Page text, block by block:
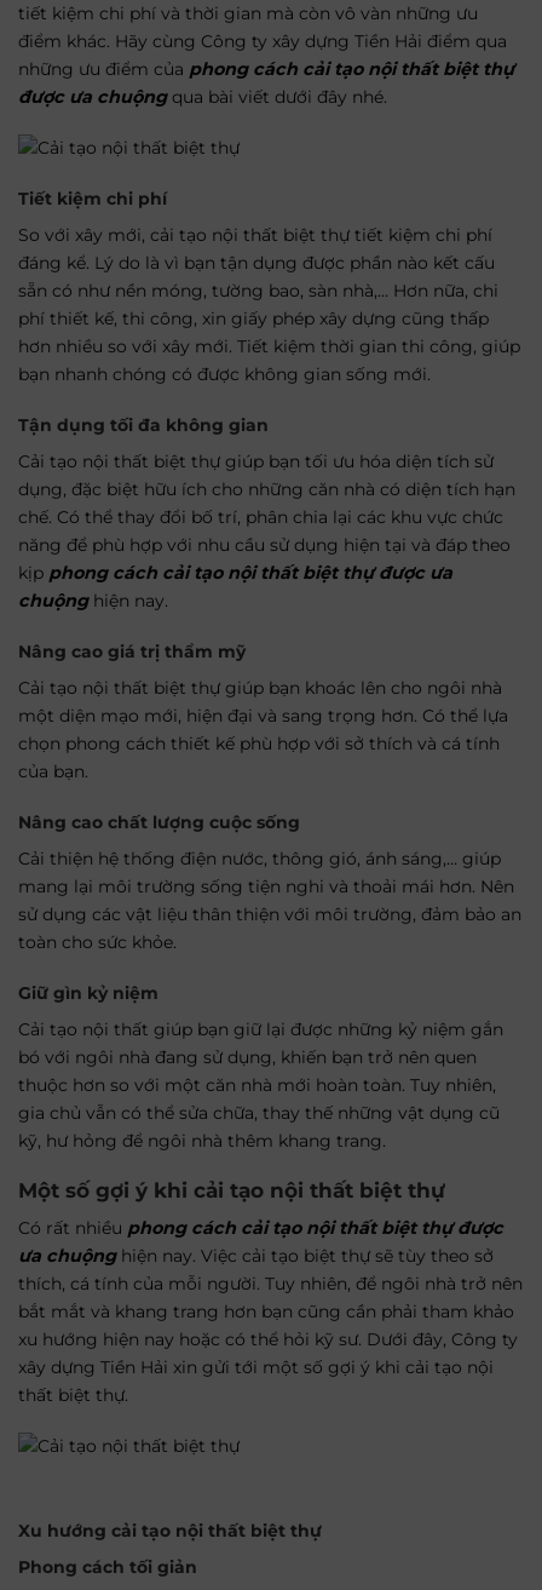
tiết kiệm chi phí và thời gian mà còn vô vàn những ưu
điểm khác. Hãy cùng Công ty xây dựng Tiền Hải điểm qua
những ưu điểm của phong cách cải tạo nội thất biệt thự
được ưa chuộngqua bài viết dưới đây nhé.
Tiết kiệm chi phí
So với xây mới, cải tạo nội thất biệt thự tiết kiệm chi phí
đáng kể. Lý do là vì bạn tận dụng được phần nào kết cấu
sẵn có như nền móng, tường bao, sàn nhà,… Hơn nữa, chi
phí thiết kế, thi công, xin giấy phép xây dựng cũng thấp
hơn nhiều so với xây mới. Tiết kiệm thời gian thi công, giúp
bạn nhanh chóng có được không gian sống mới.
Tận dụng tối đa không gian
Cải tạo nội thất biệt thự giúp bạn tối ưu hóa diện tích sử
dụng, đặc biệt hữu ích cho những căn nhà có diện tích hạn
chế. Có thể thay đổi bố trí, phân chia lại các khu vực chức
năng để phù hợp với nhu cầu sử dụng hiện tại và đáp theo
kịp phong cách cải tạo nội thất biệt thự được ưa
chuộng hiện nay.
Nâng cao giá trị thẩm mỹ
Cải tạo nội thất biệt thự giúp bạn khoác lên cho ngôi nhà
một diện mạo mới, hiện đại và sang trọng hơn. Có thể lựa
chọn phong cách thiết kế phù hợp với sở thích và cá tính
của bạn.
Nâng cao chất lượng cuộc sống
Cải thiện hệ thống điện nước, thông gió, ánh sáng,… giúp
mang lại môi trường sống tiện nghi và thoải mái hơn. Nên
sử dụng các vật liệu thân thiện với môi trường, đảm bảo an
toàn cho sức khỏe.
Giữ gìn kỷ niệm
Cải tạo nội thất giúp bạn giữ lại được những kỷ niệm gắn
bó với ngôi nhà đang sử dụng, khiến bạn trở nên quen
thuộc hơn so với một căn nhà mới hoàn toàn. Tuy nhiên,
gia chủ vẫn có thể sửa chữa, thay thế những vật dụng cũ
kỹ, hư hỏng để ngôi nhà thêm khang trang.
Một số gợi ý khi cải tạo nội thất biệt thự
Có rất nhiều phong cách cải tạo nội thất biệt thự được
ưa chuộng hiện nay. Việc cải tạo biệt thự sẽ tùy theo sở
thích, cá tính của mỗi người. Tuy nhiên, để ngôi nhà trở nên
bắt mắt và khang trang hơn bạn cũng cần phải tham khảo
xu hướng hiện nay hoặc có thể hỏi kỹ sư. Dưới đây, Công ty
xây dựng Tiền Hải xin gửi tới một số gợi ý khi cải tạo nội
thất biệt thự.
Xu hướng cải tạo nội thất biệt thự
Phong cách tối giản